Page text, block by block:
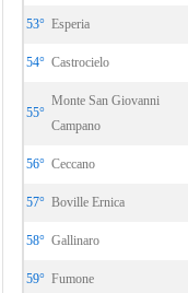
53° Esperia
54° Castrocielo
55°
Monte San Giovanni
Campano
56° Ceccano
57° Boville Ernica
58° Gallinaro
59° Fumone